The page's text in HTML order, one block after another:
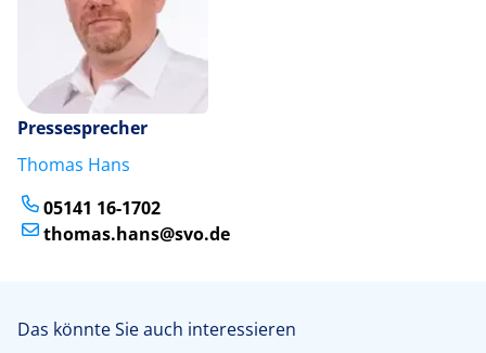
Pressesprecher
Thomas Hans
05141 16-1702
thomas.hans@svo.de
Das könnte Sie auch interessieren